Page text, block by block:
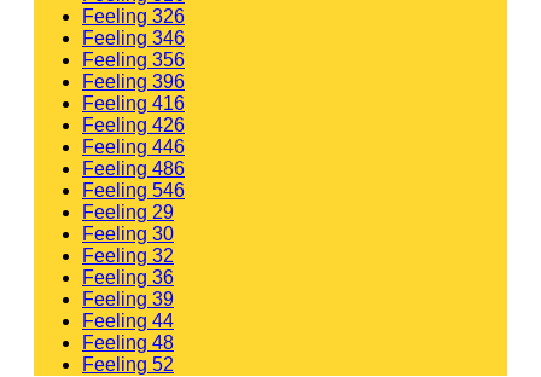
Feeling 326
Feeling 346
Feeling 356
Feeling 396
Feeling 416
Feeling 426
Feeling 446
Feeling 486
Feeling 546
Feeling 29
Feeling 30
Feeling 32
Feeling 36
Feeling 39
Feeling 44
Feeling 48
Feeling 52